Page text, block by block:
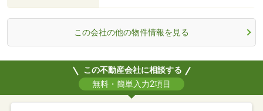
この会社の他の物件情報を見る
この不動産会社に相談する
無料・簡単入力2項目